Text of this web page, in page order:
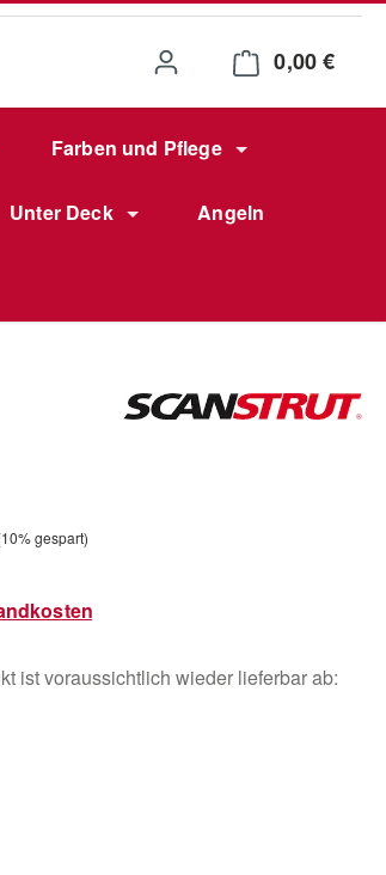
0,00 €
Farben und Pflege
Unter Deck Angeln
gespart)
ist voraussichtlich wieder lieferbar ab: